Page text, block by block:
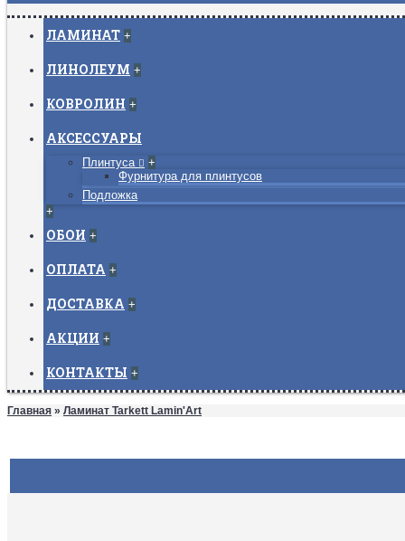
ЛАМИНАТ +
ЛИНОЛЕУМ +
КОВРОЛИН +
АКСЕССУАРЫ
Плинтуса
+
Фурнитура для плинтусов
Подложка
+
ОБОИ +
ОПЛАТА +
ДОСТАВКА +
АКЦИИ +
КОНТАКТЫ +
Главная » Ламинат Tarkett Lamin'Art